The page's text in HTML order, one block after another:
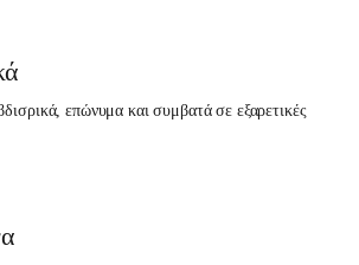
επώνυμα και συμβατά σε εξαρετικές